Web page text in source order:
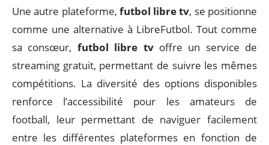
Une autre plateforme, futbol libre tv, se positionne
comme une alternative à LibreFutbol. Tout comme
sa consœur, futbol libre tvoffre un service de
streaming gratuit, permettant de suivre les mêmes
compétitions. La diversité des options disponibles
renforce l’accessibilité pour les amateurs de
football, leur permettant de naviguer facilement
entre les différentes plateformes en fonction de